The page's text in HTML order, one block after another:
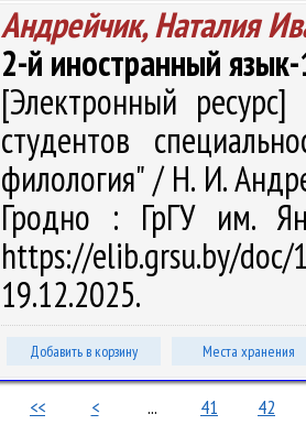
Андрейчик, Наталия
2-й иностранный
[Электронный
студентов
филология" / Н. И.
Гродно : ГрГУ им.
https://elib.grsu.by/
19.12.2025.
Добавить в корзину Места хранения
<< < ... 41 42